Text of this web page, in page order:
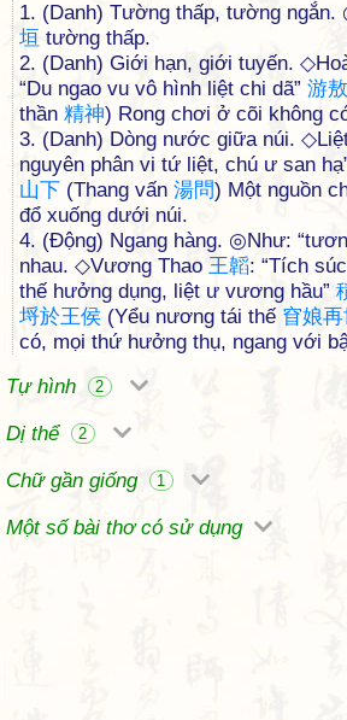
1. (Danh) Tường thấp, tường ngắn.
垣 tường thấp.
2. (Danh) Giới hạn, giới tuyến.
“Du ngao vu vô hình liệt chi dã” 游敖
thần 精神) Rong chơi ở cõi không
3. (Danh) Dòng nước giữa núi.
nguyên phân vi tứ liệt, chú ư san
山下 (Thang vấn 湯問) Một nguồn
đổ xuống dưới núi.
4. (Động) Ngang hàng. ◎Như:
nhau. ◇Vương Thao 王韜: “Tích
thế hưởng dụng, liệt ư vương hầu”
埒於王侯 (Yểu nương tái thế 窅娘再
có, mọi thứ hưởng thụ, ngang với
Tự hình
2
Dị thể 2
Chữ gần giống 1
Một số bài thơ có sử dụng